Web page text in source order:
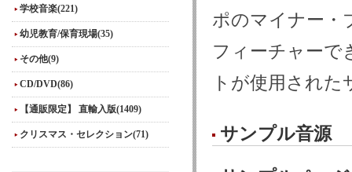
学校音楽(221)
幼児教育/保育現場(35)
その他(9)
CD/DVD(86)
【通販限定】 直輸入版(1409)
クリスマス・セレクション(71)
ポのマイナー・
フィーチャーで
トが使用され
サンプル音源